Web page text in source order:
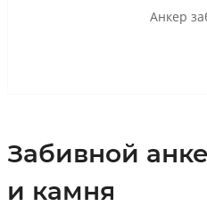
Анкер
Забивной
и камня